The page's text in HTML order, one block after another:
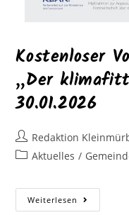
Kostenloser
„Der
30.01.2026
Redaktion
Aktuelles /
Weiterlesen